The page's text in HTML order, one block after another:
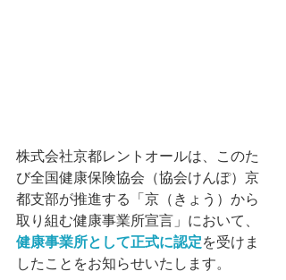
株式会社京都レントオールは、このた
び全国健康保険協会（協会けんぽ）京
都支部が推進する「京（きょう）から
取り組む健康事業所宣言」において、
健康事業所として正式に認定を受けま
したことをお知らせいたします。